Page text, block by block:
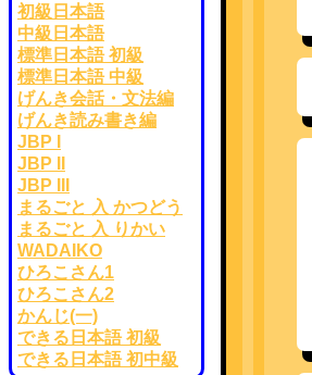
初級日本語
中級日本語
標準日本語 初級
標準日本語 中級
げんき会話・文法編
げんき読み書き編
JBP I
JBP II
JBP III
まるごと 入 かつどう
まるごと 入 りかい
WADAIKO
ひろこさん1
ひろこさん2
かんじ(一)
できる日本語 初級
できる日本語 初中級